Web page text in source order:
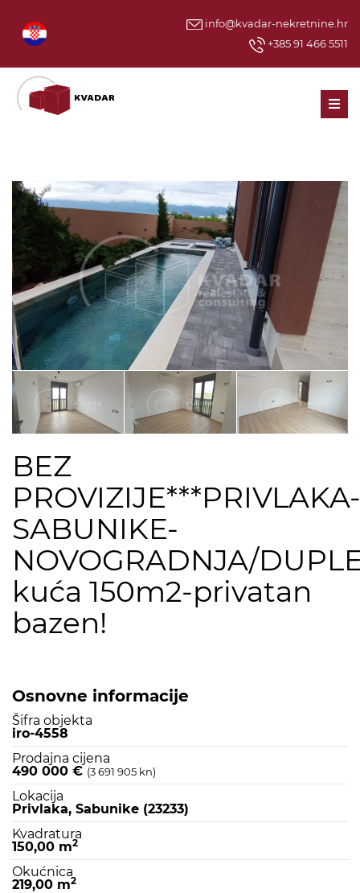
info@kvadar-nekretnine.hr
+385 91 466 5511
BEZ
PROVIZIJE***PRIVLAKA-
SABUNIKE-
NOVOGRADNJA/
kuća 150m2-privatan
bazen!
Osnovne informacije
Šifra objekta
iro-4558
Prodajna cijena
490 000 € (3 691 905 kn)
Lokacija
Privlaka, Sabunike (23233)
Kvadratura
150,00 m2
Okućnica
219,00 m2